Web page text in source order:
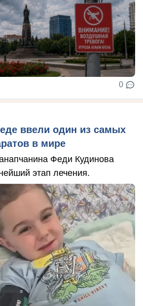
0
ввели один из самых
в мире
Феди Кудинова
этап лечения.